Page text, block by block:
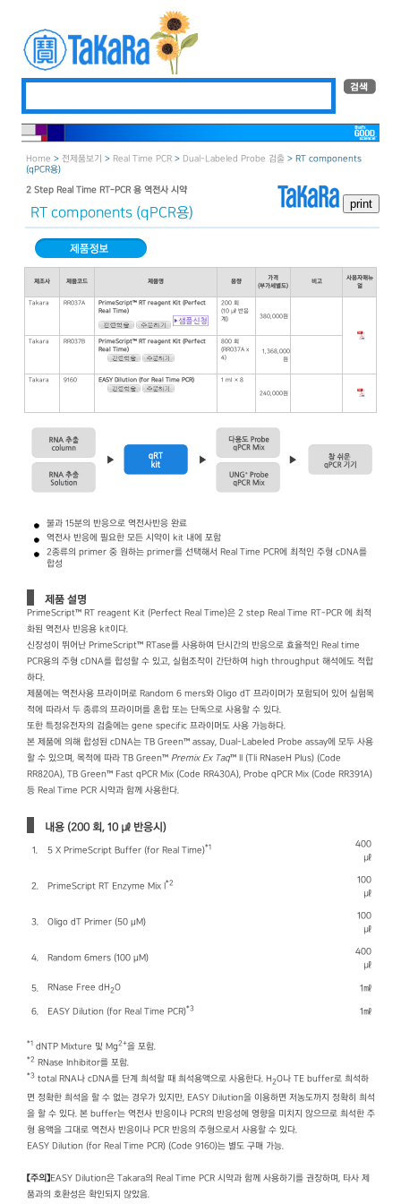
Home > 전제품보기 > Real Time PCR > Dual-Labeled Probe 검출 > RT components
(qPCR용)
2 Step Real Time RT-PCR 용 역전사 시약
RT components (qPCR용)
제조사 제품코드 제품명 용량
가격
(부가세별도)
비고
사용자매뉴
얼
Takara RR037A
PrimeScript™ RT reagent Kit (Perfect
Real Time)
200 회
(10 ㎕ 반응
계)
380,000원
Takara RR037B
PrimeScript™ RT reagent Kit (Perfect
Real Time)
800 회
(RR037A x
4)
1,368,000
원
Takara 9160 EASY Dilution (for Real Time PCR) 1 ml × 8
240,000원
불과 15분의 반응으로 역전사반응 완료
역전사 반응에 필요한 모든 시약이 kit 내에 포함
2종류의 primer 중 원하는 primer를 선택해서 Real Time PCR에 최적인 주형 cDNA를
합성
제품 설명
PrimeScript™ RT reagent Kit (Perfect Real Time)은 2 step Real Time RT-PCR 에 최적
화된 역전사 반응용 kit이다.
신장성이 뛰어난 PrimeScript™ RTase를 사용하여 단시간의 반응으로 효율적인 Real time
PCR용의 주형 cDNA를 합성할 수 있고, 실험조작이 간단하여 high throughput 해석에도 적합
하다.
제품에는 역전사용 프라이머로 Random 6 mers와 Oligo dT 프라이머가 포함되어 있어 실험목
적에 따라서 두 종류의 프라이머를 혼합 또는 단독으로 사용할 수 있다.
또한 특정유전자의 검출에는 gene specific 프라이머도 사용 가능하다.
본 제품에 의해 합성된 cDNA는 TB Green™ assay, Dual-Labeled Probe assay에 모두 사용
할 수 있으며, 목적에 따라 TB Green™ Premix Ex Taq™ II (Tli RNaseH Plus) (Code
RR820A), TB Green™ Fast qPCR Mix (Code RR430A), Probe qPCR Mix (Code RR391A)
등 Real Time PCR 시약과 함께 사용한다.
내용 (200 회, 10 ㎕ 반응시)
1. 5 X PrimeScript Buffer (for Real Time)*1
400
㎕
2. PrimeScript RT Enzyme Mix I *2
100
㎕
3. Oligo dT Primer (50 μM)
100
㎕
4. Random 6mers (100 μM)
400
㎕
5. RNase Free dH2O 1㎖
6. EASY Dilution (for Real Time PCR)*3 1㎖
*1 dNTP Mixture 및 Mg2+을 포함.
*2 RNase Inhibitor를 포함.
*3 total RNA나 cDNA를 단계 희석할 때 희석용액으로 사용한다. H2O나 TE buffer로 희석하
면 정확한 희석을 할 수 없는 경우가 있지만, EASY Dilution을 이용하면 저농도까지 정확히 희석
을 할 수 있다. 본 buffer는 역전사 반응이나 PCR의 반응성에 영향을 미치지 않으므로 희석한 주
형 용액을 그대로 역전사 반응이나 PCR 반응의 주형으로서 사용할 수 있다.
EASY Dilution (for Real Time PCR) (Code 9160)는 별도 구매 가능.
【주의】EASY Dilution은 Takara의 Real Time PCR 시약과 함께 사용하기를 권장하며, 타사 제
품과의 호환성은 확인되지 않았음.